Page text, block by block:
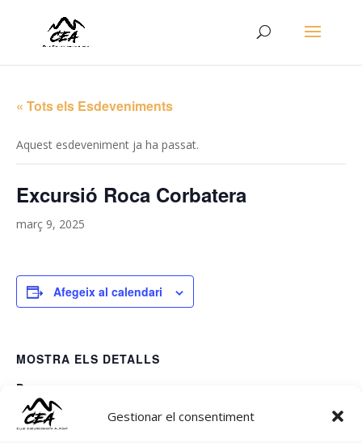
Gestionar el consentiment
« Tots els Esdeveniments
Aquest esdeveniment ja ha passat.
Excursió Roca Corbatera
març 9, 2025
Afegeix al calendari
MOSTRA ELS DETALLS
Data:
març 9, 2025